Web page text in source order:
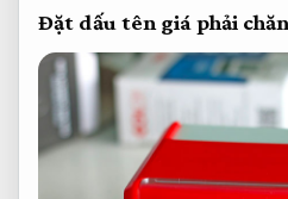
Đặt dấu tên giá phải